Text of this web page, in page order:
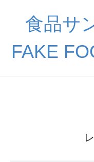
食品サ
FAKE